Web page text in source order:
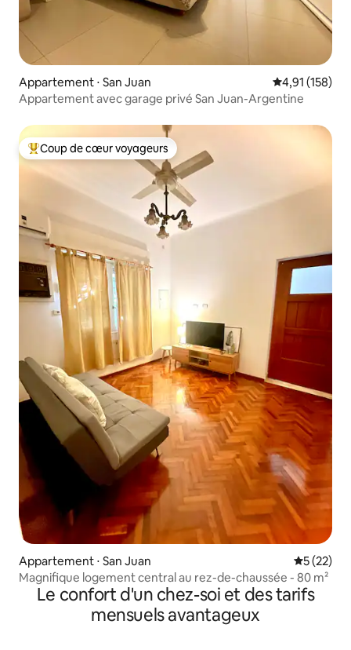
Appartement ⋅ San Juan Évaluation
4,91 (158)
Appartement avec garage privé San Juan-Argentine
Coups de cœur voyageurs les plus appréciés
Coup de cœur voyageurs
Appartement ⋅ San Juan
5 (22)
Magnifique logement central au rez-de-chaussée - 80 m²
Le confort d'un chez-soi et des tarifs
mensuels avantageux